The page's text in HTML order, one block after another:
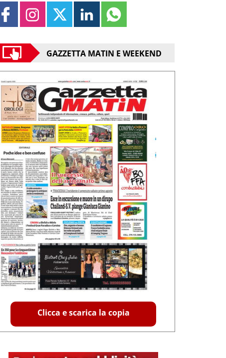
GAZZETTA MATIN E WEEKEND
Clicca e scarica la copia